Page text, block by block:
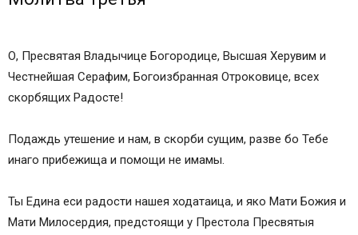
О, Пресвятая Владычице Богородице, Высшая Херувим и
Честнейшая Серафим, Богоизбранная Отроковице, всех
скорбящих Радосте!
Подаждь утешение и нам, в скорби сущим, разве бо Тебе
инаго прибежища и помощи не имамы.
Ты Едина еси радости нашея ходатаица, и яко Мати Божия и
Мати Милосердия, предстоящи у Престола Пресвятыя